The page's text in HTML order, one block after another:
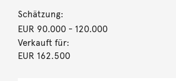
Schätzung:
EUR 90.000- 120.000
Verkauft für:
EUR 162.500